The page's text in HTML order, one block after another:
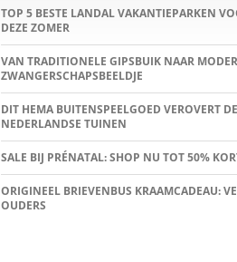
TOP 5 BESTE LANDAL VAKANTIEPARKEN
DEZE ZOMER
VAN TRADITIONELE GIPSBUIK NAAR
ZWANGERSCHAPSBEELDJE
DIT HEMA BUITENSPEELGOED VEROVERT
NEDERLANDSE TUINEN
SALE BIJ PRÉNATAL: SHOP NU TOT 50%
ORIGINEEL BRIEVENBUS KRAAMCADEAU:
OUDERS